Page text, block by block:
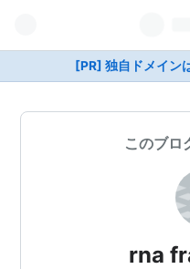
[PR] 独自ドメイン
このブロ
rna